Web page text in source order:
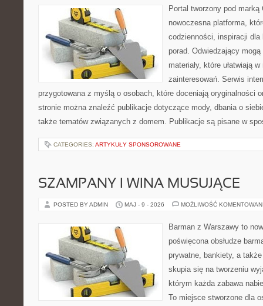
Portal tworzony pod
nowoczesna platforma,
codzienności, inspiracji
porad. Odwiedzający
materiały, które ułatwiają
zainteresowań. Serwis
przygotowana z myślą o osobach, które doceniają oryginalności
stronie można znaleźć publikacje dotyczące mody, dbania o
także tematów związanych z domem. Publikacje są pisane w
CATEGORIES: ARTYKUŁY SPONSOROWANE
SZAMPANY I WINA MUSUJĄCE
POSTED BY ADMIN MAJ - 9 - 2026 MOŻLIWOŚĆ
Barman z Warszawy to
poświęcona obsłudze
prywatne, bankiety, a
skupia się na tworzeniu
którym każda zabawa
To miejsce stworzone dla